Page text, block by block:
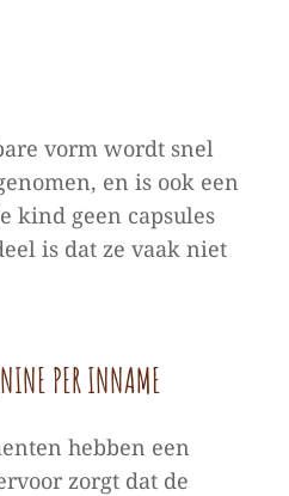
vorm wordt snel
en is ook een
kind geen capsules
is dat ze vaak niet
PER INNAME
hebben een
zorgt dat de